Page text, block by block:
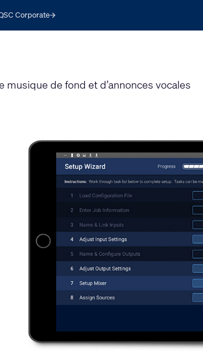
Corporate
de fond et d’annonces vocales